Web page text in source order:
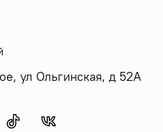
ул Ольгинская, д 52А